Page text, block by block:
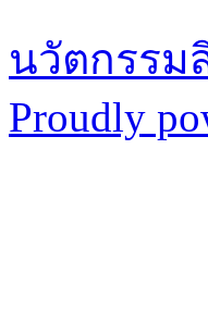
นวัตกรรม
Proudly